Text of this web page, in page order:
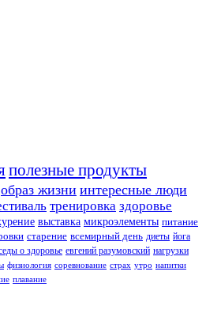
полезные продукты
образ жизни интересные люди
тренировка здоровье
выставка микроэлементы питание
старение всемирный день диеты йога
о здоровье евгений разумовский нагрузки
физиология соревнование страх утро напитки
плавание